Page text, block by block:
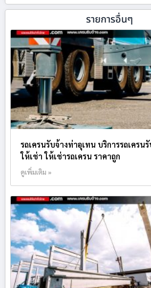
รายการอื่นๆ
รถเครนรับจ้างท่าอุเทน บริการรถเครน
ให้เช่า ให้เช่ารถเครน ราคาถูก
ดูเพิ่มเติม »